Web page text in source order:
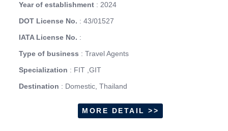
Year of establishment : 2024
DOT License No. : 43/01527
IATA License No. :
Type of business : Travel Agents
Specialization : FIT ,GIT
Destination : Domestic, Thailand
MORE DETAIL >>